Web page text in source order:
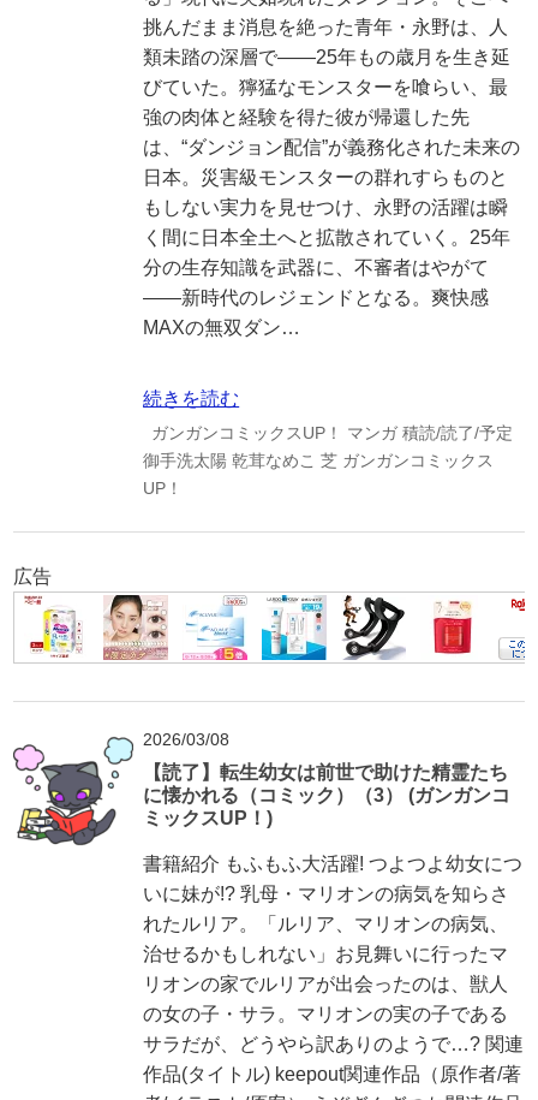
挑んだまま消息を絶った青年・永野は、人
類未踏の深層で――25年もの歳月を生き延
びていた。獰猛なモンスターを喰らい、最
強の肉体と経験を得た彼が帰還した先
は、“ダンジョン配信”が義務化された未来の
日本。災害級モンスターの群れすらものと
もしない実力を見せつけ、永野の活躍は瞬
く間に日本全土へと拡散されていく。25年
分の生存知識を武器に、不審者はやがて
――新時代のレジェンドとなる。爽快感
MAXの無双ダン…
続きを読む
ガンガンコミックスUP！ マンガ 積読/読了/予定
御手洗太陽 乾茸なめこ 芝 ガンガンコミックス
UP！
広告
2026/03/08
【読了】転生幼女は前世で助けた精霊たち
に懐かれる（コミック）（3） (ガンガンコ
ミックスUP！)
書籍紹介 もふもふ大活躍! つよつよ幼女につ
いに妹が!? 乳母・マリオンの病気を知らさ
れたルリア。「ルリア、マリオンの病気、
治せるかもしれない」お見舞いに行ったマ
リオンの家でルリアが出会ったのは、獣人
の女の子・サラ。マリオンの実の子である
サラだが、どうやら訳ありのようで…? 関連
作品(タイトル) keepout関連作品（原作者/著